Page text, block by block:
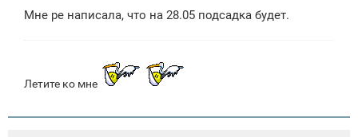
и
Мне ре написала, что на 28.05 подсадка будет.
Летите ко мне